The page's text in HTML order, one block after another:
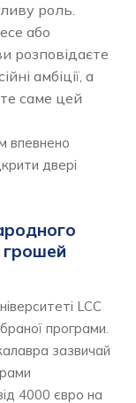
роль.
або
розповідаєте
амбіції, а
саме цей
впевнено
двері
грошей
LCC
програми.
зазвичай
4000 євро на